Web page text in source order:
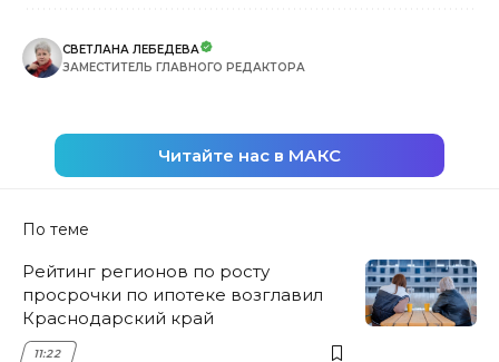
СВЕТЛАНА ЛЕБЕДЕВА
ЗАМЕСТИТЕЛЬ ГЛАВНОГО РЕДАКТОРА
Читайте нас в МАКС
По теме
Рейтинг регионов по росту
просрочки по ипотеке возглавил
Краснодарский край
11:22